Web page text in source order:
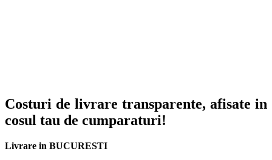
Costuri de livrare transparente, afisate in
cosul tau de cumparaturi!
Livrare in BUCURESTI